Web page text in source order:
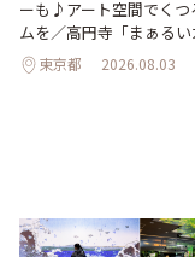
ーも♪アート空間でくつ
ムを／高円寺「まぁるい
東京都 2026.08.03